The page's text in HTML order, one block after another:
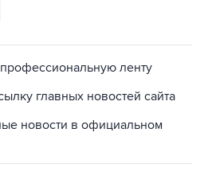
ленту
главных новостей сайта
новости в официальном